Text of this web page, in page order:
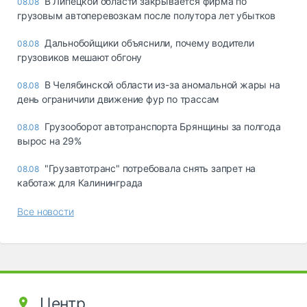
грузовым автоперевозкам после полутора лет убытков
08.08 Дальнобойщики объяснили, почему водители
грузовиков мешают обгону
08.08 В Челябинской области из-за аномальной жары на
день ограничили движение фур по трассам
08.08 Грузооборот автотранспорта Брянщины за полгода
вырос на 29%
08.08 "Грузавтотранс" потребовала снять запрет на
каботаж для Калининграда
Все новости